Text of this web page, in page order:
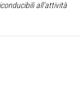
all’attività